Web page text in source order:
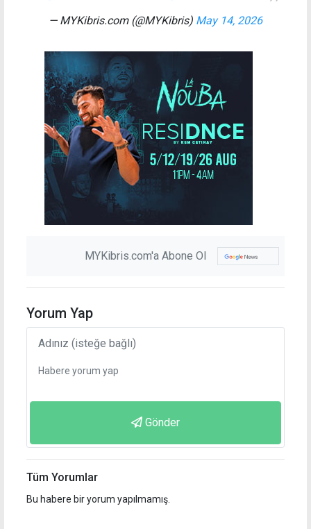
— MYKibris.com (@MYKibris) May 14, 2026
MYKibris.com'a Abone Ol
Yorum Yap
Gönder
Tüm Yorumlar
Bu habere bir yorum yapılmamış.